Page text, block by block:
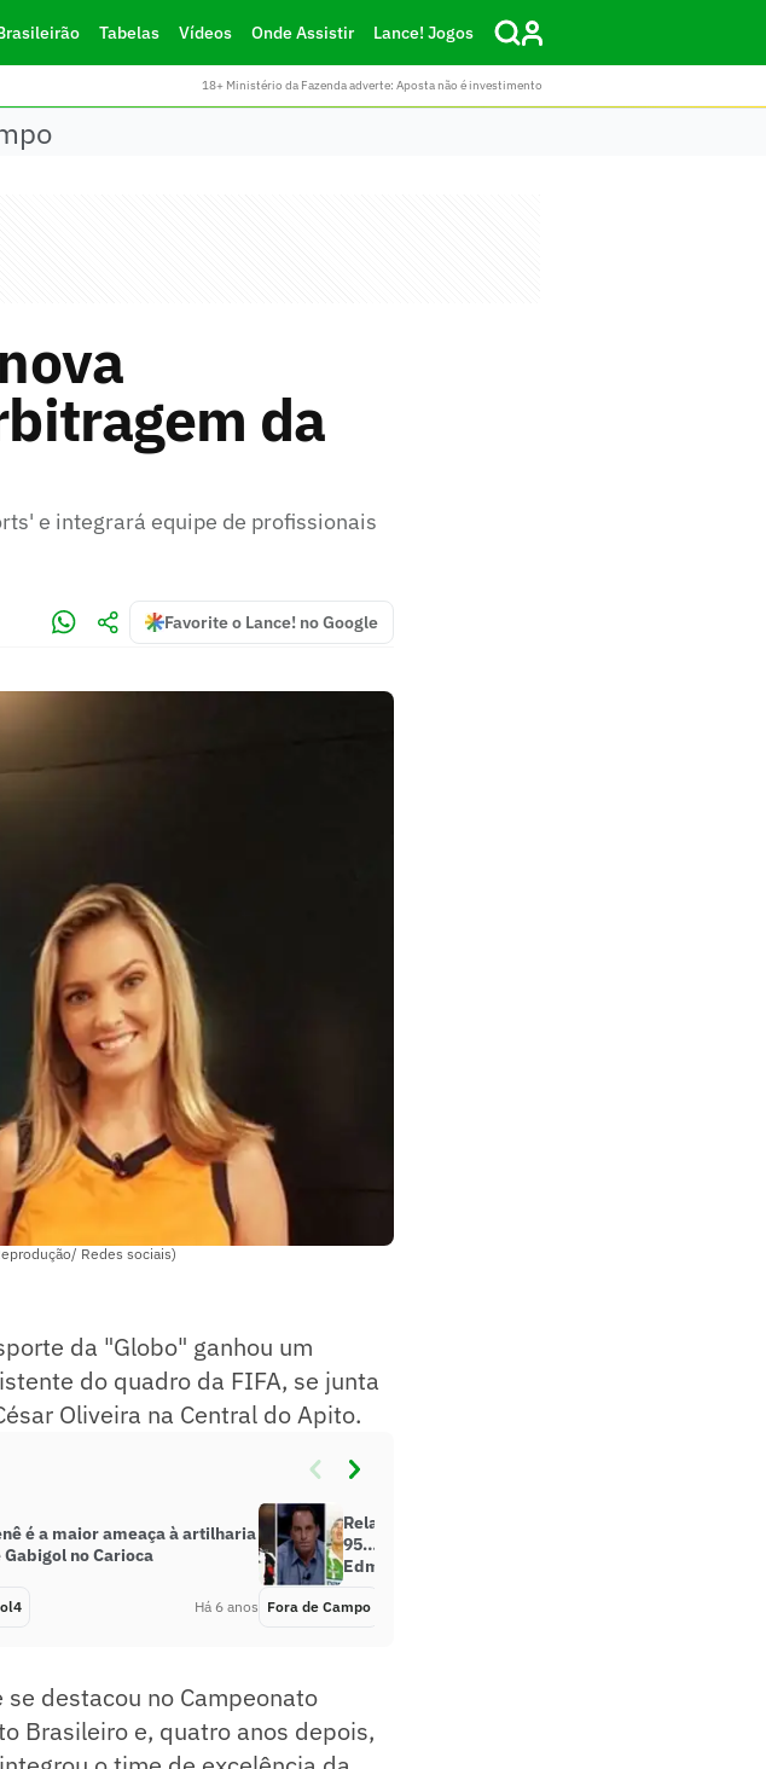
Tabelas Vídeos Onde Assistir Lance! Jogos
18+ Ministério da Fazenda adverte: Aposta não é investimento
da
e integrará equipe de profissionais
Favorite o Lance! no Google
Redes sociais)
da "Globo" ganhou um
do quadro da FIFA, se junta
Oliveira na Central do Apito.
é a maior ameaça à artilharia
Gabigol no Carioca
Há 6 anos
Relação com o filho, acidente em
95… Relembre 15 polêmicas de
Edmundo
Fora de Campo
destacou no Campeonato
Brasileiro e, quatro anos depois,